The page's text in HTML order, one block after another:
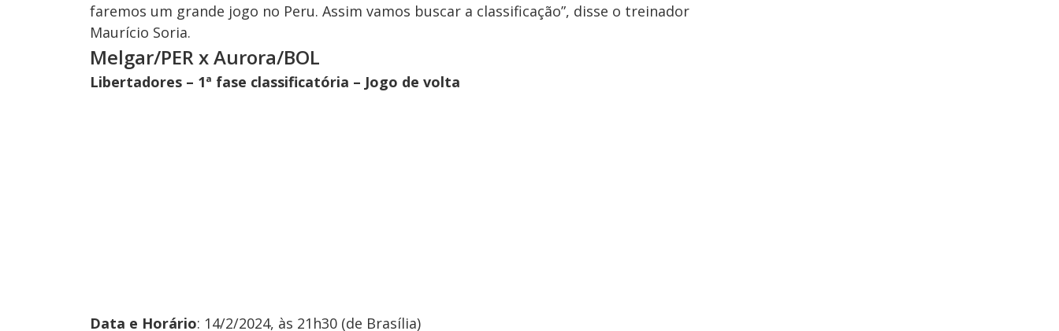
faremos um grande jogo no Peru. Assim vamos buscar a classificação”, disse o treinador
Maurício Soria.
Melgar/PER x Aurora/BOL
Libertadores – 1ª fase classificatória – Jogo de volta
Data e Horário: 14/2/2024, às 21h30 (de Brasília)